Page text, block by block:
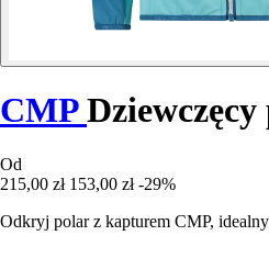
CMP
Od
215,00 zł 153,00 zł -29%
Odkryj polar z kapturem CMP,